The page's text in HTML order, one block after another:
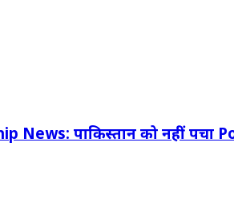
News: पाकिस्तान को नहीं पचा